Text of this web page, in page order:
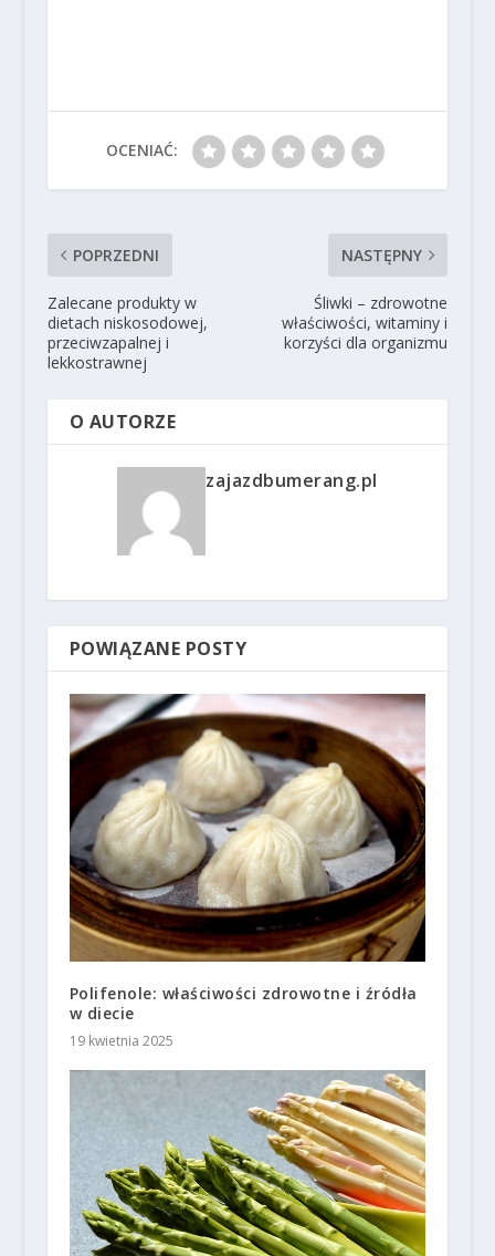
OCENIAĆ:
POPRZEDNI
Zalecane produkty w
dietach niskosodowej,
przeciwzapalnej i
lekkostrawnej
NASTĘPNY
Śliwki – zdrowotne
właściwości, witaminy i
korzyści dla organizmu
O AUTORZE
zajazdbumerang.pl
POWIĄZANE POSTY
Polifenole: właściwości zdrowotne i źródła
w diecie
19 kwietnia 2025